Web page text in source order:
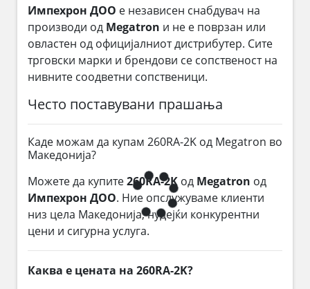
Импехрон ДОО е независен снабдувач на
производи од Megatron и не е поврзан или
овластен од официјалниот дистрибутер. Сите
трговски марки и брендови се сопственост на
нивните соодветни сопственици.
Често поставувани прашања
Каде можам да купам 260RA-2K од Megatron во
Македонија?
Можете да купите260RA-2K од Megatron од
Импехрон ДОО. Ние опслужуваме клиенти
низ цела Македонија, нудејќи конкурентни
цени и сигурна услуга.
Каква е цената на 260RA-2K?